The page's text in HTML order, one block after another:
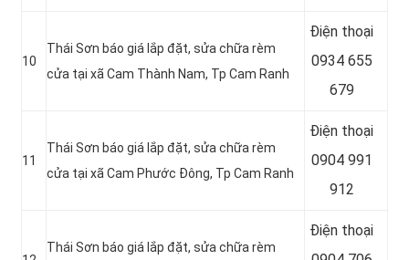
10
Thái Sơn báo giá lắp đặt, sửa chữa rèm
cửa tại xã Cam Thành Nam, Tp Cam Ranh
Điện thoại
0934 655
679
11
Thái Sơn báo giá lắp đặt, sửa chữa rèm
cửa tại xã Cam Phước Đông, Tp Cam Ranh
Điện thoại
0904 991
912
Thái Sơn báo giá lắp đặt, sửa chữa rèm
Điện thoại